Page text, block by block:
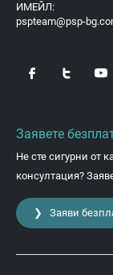
ИМЕЙЛ:
pspteam@psp-
Заявете
Не сте сигурни от
консултация?
❯ Заяви